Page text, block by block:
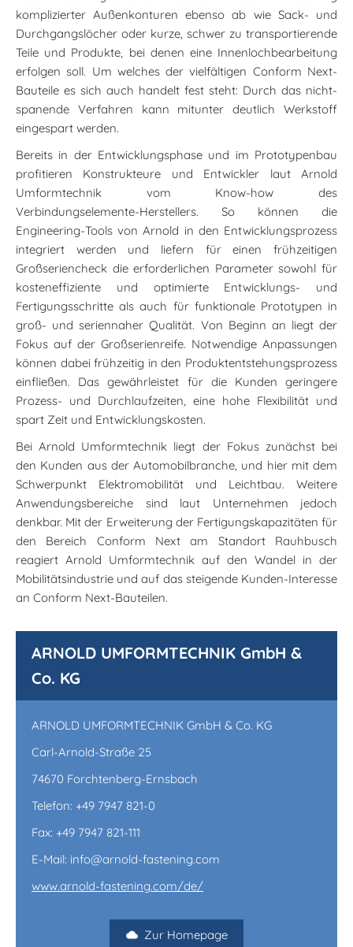
komplizierter Außenkonturen ebenso ab wie Sack- und
Durchgangslöcher oder kurze, schwer zu transportierende
Teile und Produkte, bei denen eine Innenlochbearbeitung
erfolgen soll. Um welches der vielfältigen Conform Next-
Bauteile es sich auch handelt fest steht: Durch das nicht-
spanende Verfahren kann mitunter deutlich Werkstoff
eingespart werden.
Bereits in der Entwicklungsphase und im Prototypenbau
profitieren Konstrukteure und Entwickler laut Arnold
Umformtechnik vom Know-how des
Verbindungselemente-Herstellers. So können die
Engineering-Tools von Arnold in den Entwicklungsprozess
integriert werden und liefern für einen frühzeitigen
Großseriencheck die erforderlichen Parameter sowohl für
kosteneffiziente und optimierte Entwicklungs- und
Fertigungsschritte als auch für funktionale Prototypen in
groß- und seriennaher Qualität. Von Beginn an liegt der
Fokus auf der Großserienreife. Notwendige Anpassungen
können dabei frühzeitig in den Produktentstehungsprozess
einfließen. Das gewährleistet für die Kunden geringere
Prozess- und Durchlaufzeiten, eine hohe Flexibilität und
spart Zeit und Entwicklungskosten.
Bei Arnold Umformtechnik liegt der Fokus zunächst bei
den Kunden aus der Automobilbranche, und hier mit dem
Schwerpunkt Elektromobilität und Leichtbau. Weitere
Anwendungsbereiche sind laut Unternehmen jedoch
denkbar. Mit der Erweiterung der Fertigungskapazitäten für
den Bereich Conform Next am Standort Rauhbusch
reagiert Arnold Umformtechnik auf den Wandel in der
Mobilitätsindustrie und auf das steigende Kunden-Interesse
an Conform Next-Bauteilen.
ARNOLD UMFORMTECHNIK GmbH &
Co. KG
ARNOLD UMFORMTECHNIK GmbH & Co. KG
Carl-Arnold-Straße 25
74670 Forchtenberg-Ernsbach
Telefon: +49 7947 821-0
Fax: +49 7947 821-111
E-Mail: info@arnold-fastening.com
www.arnold-fastening.com/de/
Zur Homepage